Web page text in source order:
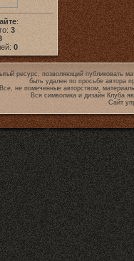
:
3
0
ресурс, позволяющий публиковать
быть удален по просьбе автора
Все, не помеченные авторством,
Вся символика и дизайн Клуба
Сайт